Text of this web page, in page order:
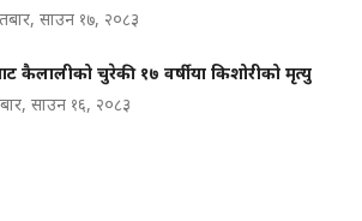
साउन १७, २०८३
कैलालीको चुरेकी १७ वर्षीया किशोरीको मृत्यु
साउन १६, २०८३